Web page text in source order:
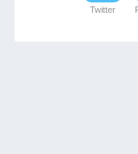
Twitter